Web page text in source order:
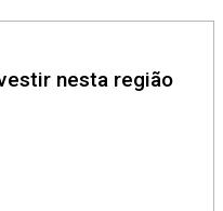
nesta região